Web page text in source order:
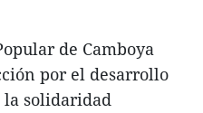
de Camboya
por el desarrollo
la solidaridad